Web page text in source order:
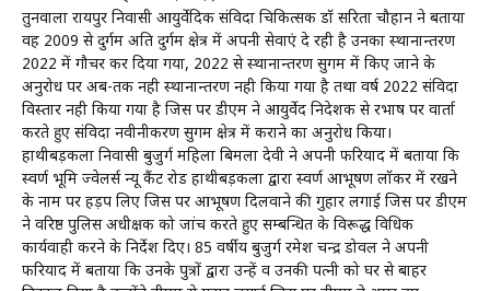
तुनवाला रायपुर निवासी आयुर्वेदिक संविदा चिकित्सक डॉ सरिता चौहान ने बताया
वह 2009 से दुर्गम अति दुर्गम क्षेत्र में अपनी सेवाएं दे रही है उनका स्थानान्तरण
2022 में गौचर कर दिया गया, 2022 से स्थानान्तरण सुगम में किए जाने के
अनुरोध पर अब-तक नही स्थानान्तरण नही किया गया है तथा वर्ष 2022 संविदा
विस्तार नही किया गया है जिस पर डीएम ने आयुर्वेद निदेशक से दूरभाष पर वार्ता
करते हुए संविदा नवीनीकरण सुगम क्षेत्र में कराने का अनुरोध किया।
हाथीबड़कला निवासी बुजुर्ग महिला बिमला देवी ने अपनी फरियाद में बताया कि
स्वर्ण भूमि ज्वेलर्स न्यू कैंट रोड हाथीबड़कला द्वारा स्वर्ण आभूषण लॉकर में रखने
के नाम पर हड़प लिए जिस पर आभूषण दिलवाने की गुहार लगाई जिस पर डीएम
ने वरिष्ठ पुलिस अधीक्षक को जांच करते हुए सम्बन्धित के विरूद्ध विधिक
कार्यवाही करने के निर्देश दिए। 85 वर्षीय बुजुर्ग रमेश चन्द्र डोवल ने अपनी
फरियाद में बताया कि उनके पुत्रों द्वारा उन्हें व उनकी पत्नी को घर से बाहर